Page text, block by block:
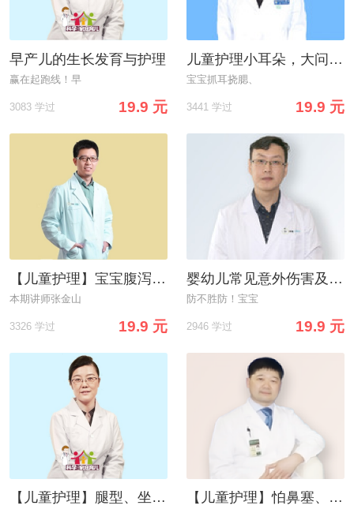
早产儿的生长发育与护理
赢在起跑线！早
3083 学过 19.9 元
儿童护理小耳朵，大问题丨别让这些“不懂”伤害宝宝的耳朵！
宝宝抓耳挠腮、
3441 学过 19.9 元
【儿童护理】宝宝腹泻束手无策？告诉你到底该怎么治！
本期讲师张金山
3326 学过 19.9 元
婴幼儿常见意外伤害及家庭急救
防不胜防！宝宝
2946 学过 19.9 元
【儿童护理】腿型、坐姿、走路、腿纹、臀纹大揭秘！ 【儿童护理】怕鼻塞、鼻涕、打喷嚏？小心过敏性鼻炎找上门！